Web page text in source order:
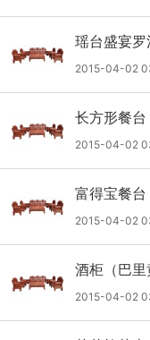
瑶台盛宴罗
2015-04-02
长方形餐台
2015-04-02
富得宝餐台
2015-04-02
酒柜（巴里
2015-04-02